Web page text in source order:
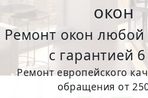
окон
Ремонт окон любой
с гарантией
Ремонт европейского
обращения от